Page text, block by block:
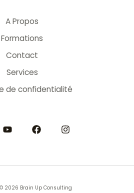
A Propos
Formations
Contact
Services
de confidentialité
2026 Brain Up Consulting